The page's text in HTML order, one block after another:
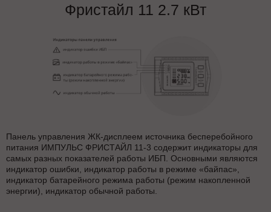
Фристайл 11 2.7 кВт
Панель управления ЖК-дисплеем источника бесперебойного
питания ИМПУЛЬС ФРИСТАЙЛ 11-3 содержит индикаторы для
самых разных показателей работы ИБП. Основными являются
индикатор ошибки, индикатор работы в режиме «байпас»,
индикатор батарейного режима работы (режим накопленной
энергии), индикатор обычной работы.